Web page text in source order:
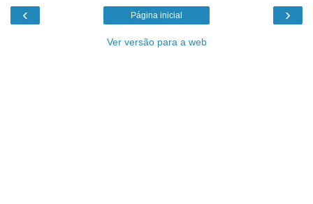
‹ ›
Página inicial
Ver versão para a web